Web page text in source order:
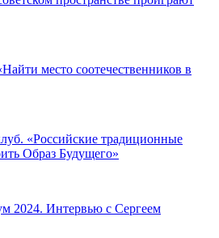
место соотечественников в
«Российские традиционные
Образ Будущего»
2024. Интервью с Сергеем